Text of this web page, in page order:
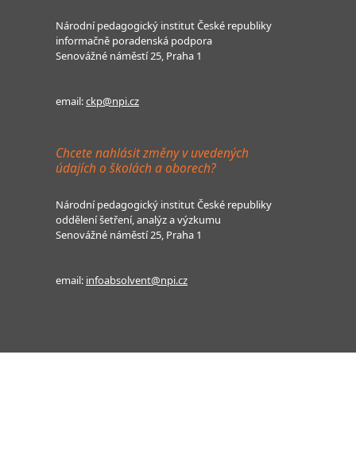
Národní pedagogický institut České republiky
informačně poradenská podpora
Senovážné náměstí 25, Praha 1
email:ckp@npi.cz
Chcete nahlásit změny v uvedených
údajích o školách a oborech?
Národní pedagogický institut České republiky
oddělení šetření, analýz a výzkumu
Senovážné náměstí 25, Praha 1
email: infoabsolvent@npi.cz